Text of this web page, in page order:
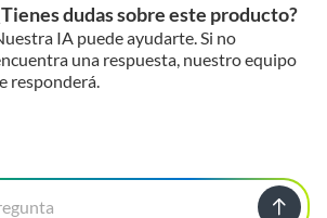
dudas sobre este producto?
IA puede ayudarte. Si no
una respuesta, nuestro equipo
responderá.